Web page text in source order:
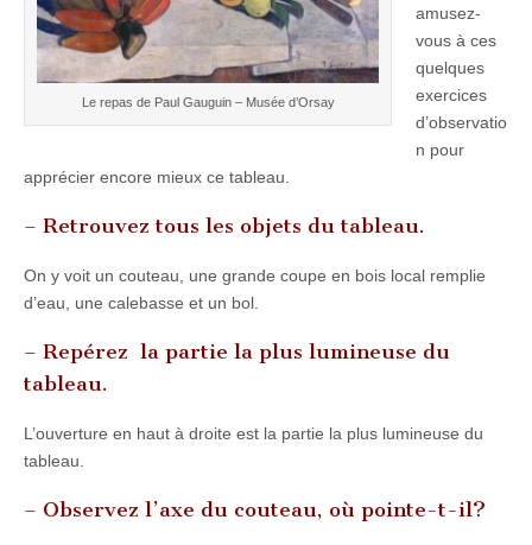
Le repas de Paul Gauguin – Musée d’Orsay
amusez-
vous à ces
quelques
exercices
d’observatio
n pour
apprécier encore mieux ce tableau.
– Retrouvez tous les objets du tableau.
On y voit un couteau, une grande coupe en bois local remplie
d’eau, une calebasse et un bol.
– Repérez la partie la plus lumineuse du
tableau.
L’ouverture en haut à droite est la partie la plus lumineuse du
tableau.
– Observez l’axe du couteau, où pointe-t-il?